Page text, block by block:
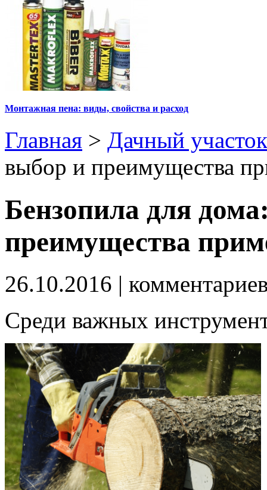
Монтажная пена: виды, свойства и расход
Главная > Дачный участок
выбор и преимущества
Бензопила для
преимущества
26.10.2016 |
Среди важных